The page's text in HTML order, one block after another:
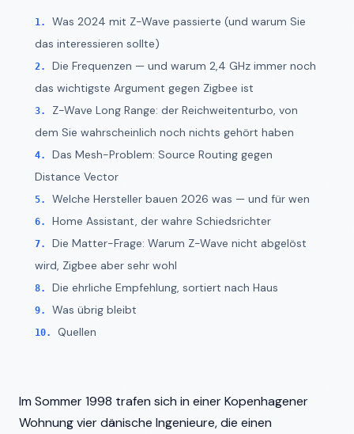
Was 2024 mit Z-Wave passierte (und warum Sie
das interessieren sollte)
Die Frequenzen — und warum 2,4 GHz immer noch
das wichtigste Argument gegen Zigbee ist
Z-Wave Long Range: der Reichweitenturbo, von
dem Sie wahrscheinlich noch nichts gehört haben
Das Mesh-Problem: Source Routing gegen
Distance Vector
Welche Hersteller bauen 2026 was — und für wen
Home Assistant, der wahre Schiedsrichter
Die Matter-Frage: Warum Z-Wave nicht abgelöst
wird, Zigbee aber sehr wohl
Die ehrliche Empfehlung, sortiert nach Haus
Was übrig bleibt
Quellen
Im Sommer 1998 trafen sich in einer Kopenhagener
Wohnung vier dänische Ingenieure, die einen